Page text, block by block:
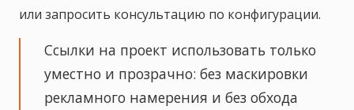
или запросить консультацию по конфигурации.
Ссылки на проект использовать только
уместно и прозрачно: без маскировки
рекламного намерения и без обхода